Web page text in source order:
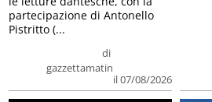
di
gazzettamatin
il 07/08/2026
partecipazione di Antonello
Pistritto (...